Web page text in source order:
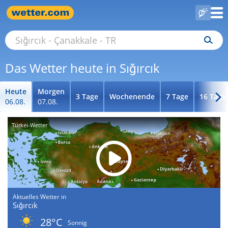
Das Wetter heute in Sığırcık
Heute
06.08.
Morgen
07.08.
3 Tage Wochenende 7 Tage 16 Tage
Türkei-Wetter
Aktuelles Wetter in
Sığırcık
28°C
Sonnig